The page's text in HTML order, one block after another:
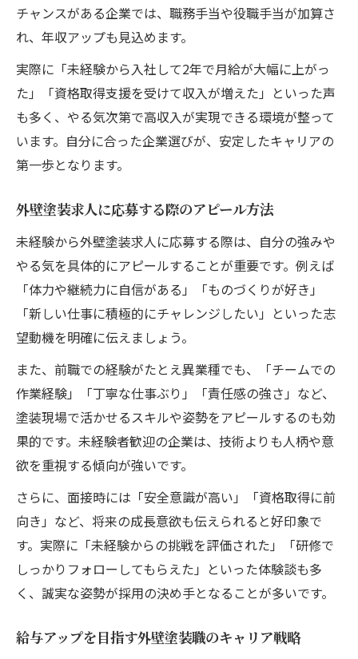
チャンスがある企業では、職務手当や役職手当が加算さ
れ、年収アップも見込めます。
実際に「未経験から入社して2年で月給が大幅に上がっ
た」「資格取得支援を受けて収入が増えた」といった声
も多く、やる気次第で高収入が実現できる環境が整って
います。自分に合った企業選びが、安定したキャリアの
第一歩となります。
外壁塗装求人に応募する際のアピール方法
未経験から外壁塗装求人に応募する際は、自分の強みや
やる気を具体的にアピールすることが重要です。例えば
「体力や継続力に自信がある」「ものづくりが好き」
「新しい仕事に積極的にチャレンジしたい」といった志
望動機を明確に伝えましょう。
また、前職での経験がたとえ異業種でも、「チームでの
作業経験」「丁寧な仕事ぶり」「責任感の強さ」など、
塗装現場で活かせるスキルや姿勢をアピールするのも効
果的です。未経験者歓迎の企業は、技術よりも人柄や意
欲を重視する傾向が強いです。
さらに、面接時には「安全意識が高い」「資格取得に前
向き」など、将来の成長意欲も伝えられると好印象で
す。実際に「未経験からの挑戦を評価された」「研修で
しっかりフォローしてもらえた」といった体験談も多
く、誠実な姿勢が採用の決め手となることが多いです。
給与アップを目指す外壁塗装職のキャリア戦略